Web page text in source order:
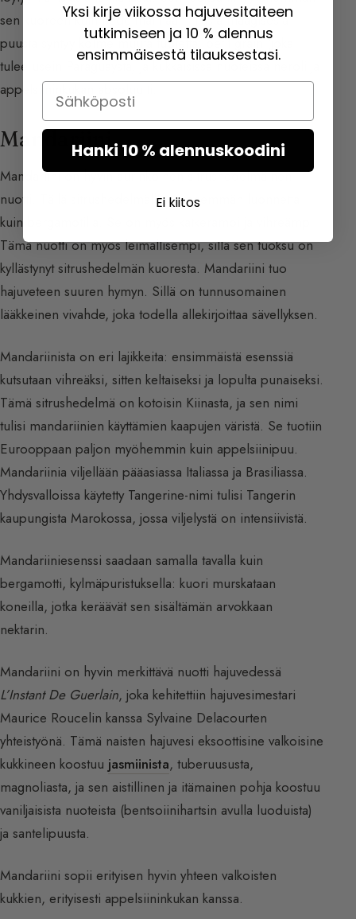
sen kuoreen kuin hedelmälihaan. Tästä maagisesta
puusta syntyy kolme muuta tuotetta: petit grain (joka
tulee usein Paraguaysta) ja kukkaisissa nuoteissa neroli ja
appelsiininkukan absoluutti.
Mandariini
Mandariini on hyvin aurinkoinen sitrushedelmäinen
nuotti. Tällä sitrushedelmällä on enemmän luonnetta
kuin bergamotilla. Se on myös katkerampi ja vihreämpi.
Tämä nuotti on myös leimallisempi, sillä sen tuoksu on
kyllästynyt sitrushedelmän kuoresta. Mandariini tuo
hajuveteen suuren hymyn. Sillä on tunnusomainen
lääkkeinen vivahde, joka todella allekirjoittaa sävellyksen.
Mandariinista on eri lajikkeita: ensimmäistä esenssiä
kutsutaan vihreäksi, sitten keltaiseksi ja lopulta punaiseksi.
Tämä sitrushedelmä on kotoisin Kiinasta, ja sen nimi
tulisi mandariinien käyttämien kaapujen väristä. Se tuotiin
Eurooppaan paljon myöhemmin kuin appelsiinipuu.
Mandariinia viljellään pääasiassa Italiassa ja Brasiliassa.
Yhdysvalloissa käytetty Tangerine-nimi tulisi Tangerin
kaupungista Marokossa, jossa viljelystä on intensiivistä.
Mandariiniesenssi saadaan samalla tavalla kuin
bergamotti, kylmäpuristuksella: kuori murskataan
koneilla, jotka keräävät sen sisältämän arvokkaan
nektarin.
Mandariini on hyvin merkittävä nuotti hajuvedessä
L’Instant De Guerlain, joka kehitettiin hajuvesimestari
Maurice Roucelin kanssa Sylvaine Delacourten
yhteistyönä. Tämä naisten hajuvesi eksoottisine valkoisine
kukkineen koostuu jasmiinista, tuberuususta,
magnoliasta, ja sen aistillinen ja itämainen pohja koostuu
vaniljaisista nuoteista (bentsoiinihartsin avulla luoduista)
ja santelipuusta.
Mandariini sopii erityisen hyvin yhteen valkoisten
kukkien, erityisesti appelsiininkukan kanssa.
Yksi kirje viikossa hajuvesitaiteen
tutkimiseen ja 10 % alennus
ensimmäisestä tilauksestasi.
Email
Hanki 10 % alennuskoodini
Ei kiitos